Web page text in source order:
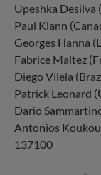
Upeshka Desilva
Paul Klann
Georges Hanna
Fabrice Maltez
Diego Vilela
Patrick Leonard
Dario
Antonios
137100